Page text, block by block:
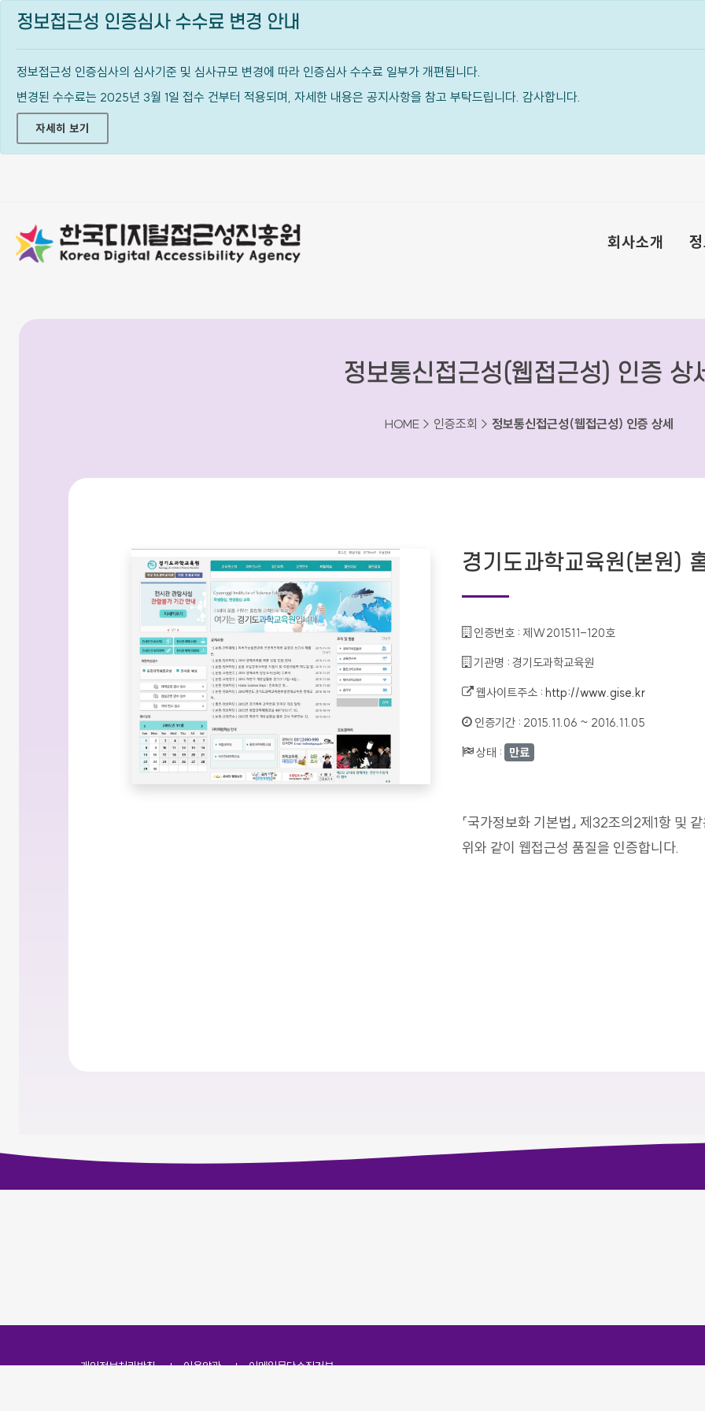
정보접근성 인증심사 수수료 변경 안내
정보접근성 인증심사의 심사기준 및 심사규모 변경에 따라 인증심사 수수료 일부가 개편됩니다.
변경된 수수료는 2025년 3월 1일 접수 건부터 적용되며, 자세한 내용은 공지사항을 참고 부탁드립니다. 감사합니다.
자세히 보기
회사소개
정보통신접근성(웹접근성) 인증 상세
HOME > 인증조회 > 정보통신접근성(웹접근성) 인증 상세
경기도과학교육원(본원)
인증번호 :제W201511-120호
기관명 :경기도과학교육원
웹사이트주소 :http://www.gise.kr
인증기간 : 2015.11.06 ~ 2016.11.05
상태 : 만료
「국가정보화 기본법」 제32조의2제1항 및
위와 같이 웹접근성 품질을 인증합니다.
개인정보처리방침 이용약관 이메일무단수집거부